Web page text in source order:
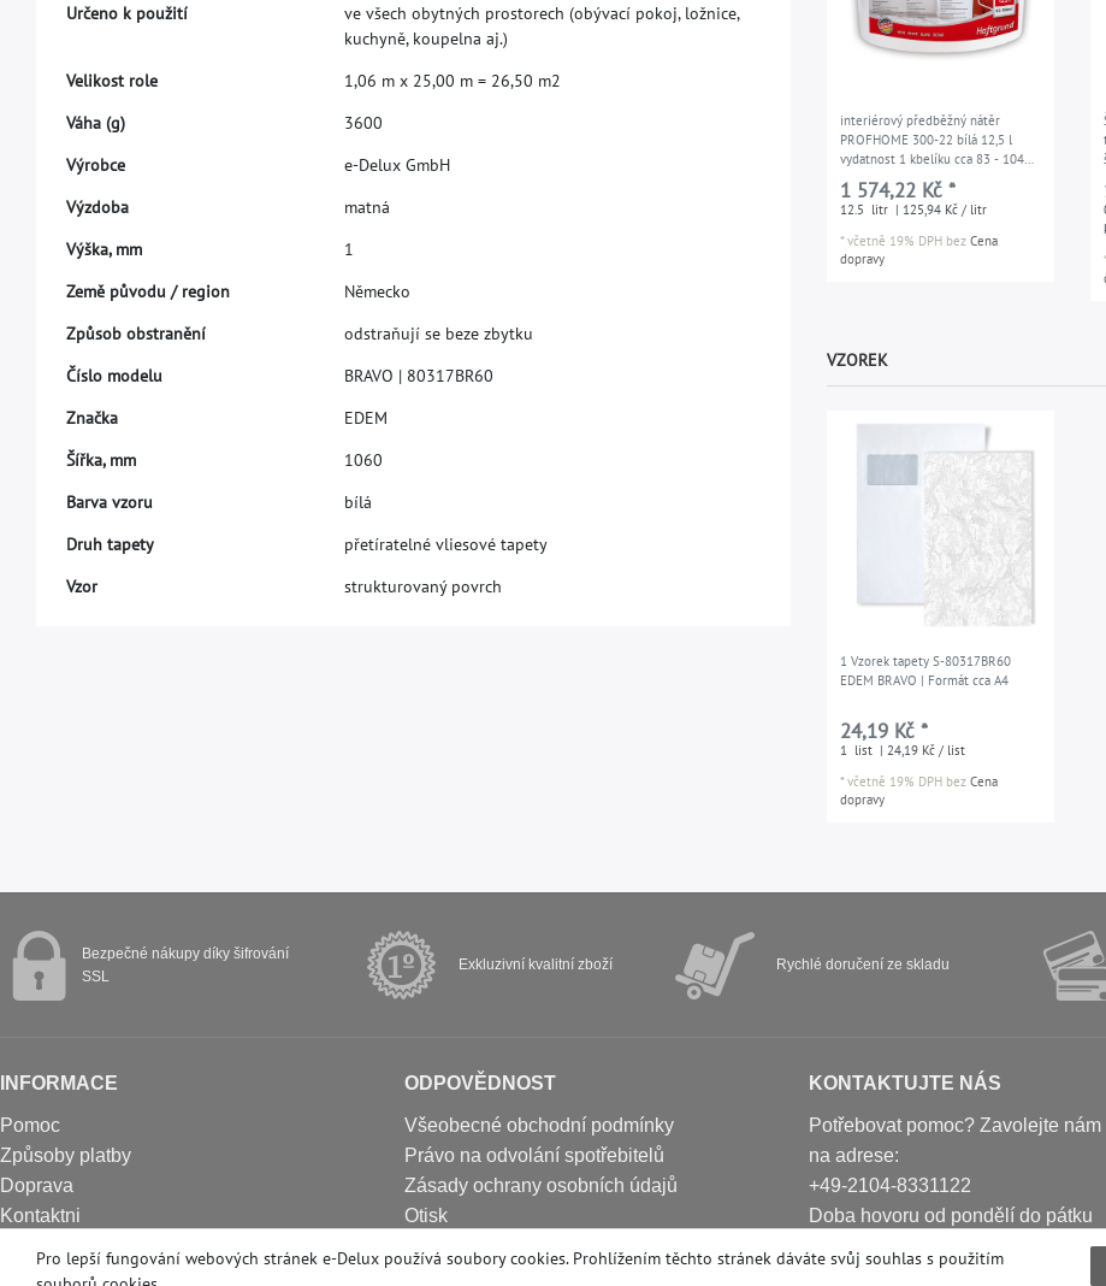
Určeno k použití ve všech obytných prostorech (obývací pokoj, ložnice,
kuchyně, koupelna aj.)
Velikost role 1,06 m x 25,00 m = 26,50 m2
Váha (g) 3600
Výrobce e-Delux GmbH
Výzdoba matná
Výška, mm
1
Země původu / region Německo
Způsob obstranění odstraňují se beze zbytku
Číslo modelu BRAVO | 80317BR60
Značka EDEM
Šířka, mm 1060
Barva vzoru
bílá
Druh tapety
přetíratelné vliesové tapety
Vzor
strukturovaný povrch
interiérový předběžný nátěr
PROFHOME 300-22 bílá 12,5 l
vydatnost 1 kbelíku cca 83 - 104
m2
1 574,22 Kč *
12.5 litr | 125,94 Kč / litr
*včetně 19% DPH bezCena
dopravy
VZOREK
1 Vzorek tapety S-80317BR60
EDEM BRAVO | Formát cca A4
24,19 Kč *
1 list | 24,19 Kč / list
*včetně 19% DPH bezCena
dopravy
Bezpečné nákupy díky šifrování
SSL
Exkluzivní kvalitní zboží Rychlé doručení ze skladu
INFORMACE
Pomoc
Způsoby platby
Doprava
Kontaktni
ODPOVĚDNOST
Všeobecné obchodní podmínky
Právo na odvolání spotřebitelů
Zásady ochrany osobních údajů
Otisk
KONTAKTUJTE NÁS
Potřebovat pomoc? Zavolejte nám
na adrese:
+49-2104-8331122
Doba hovoru od pondělí do pátku
Pro lepší fungování webových stránek e-Delux používá soubory cookies. Prohlížením těchto stránek dáváte svůj souhlas s použitím